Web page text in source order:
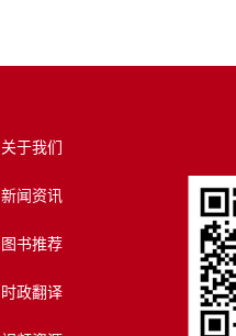
关于我们
新闻资讯
图书推荐
时政翻译